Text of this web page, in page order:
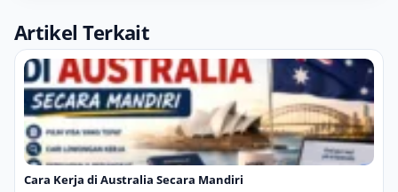
Artikel Terkait
Cara Kerja di Australia Secara Mandiri